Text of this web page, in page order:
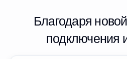
Благодаря
подключения